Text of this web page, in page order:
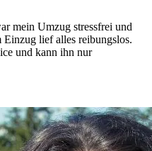
mein Umzug stressfrei und
Einzug lief alles reibungslos.
und kann ihn nur